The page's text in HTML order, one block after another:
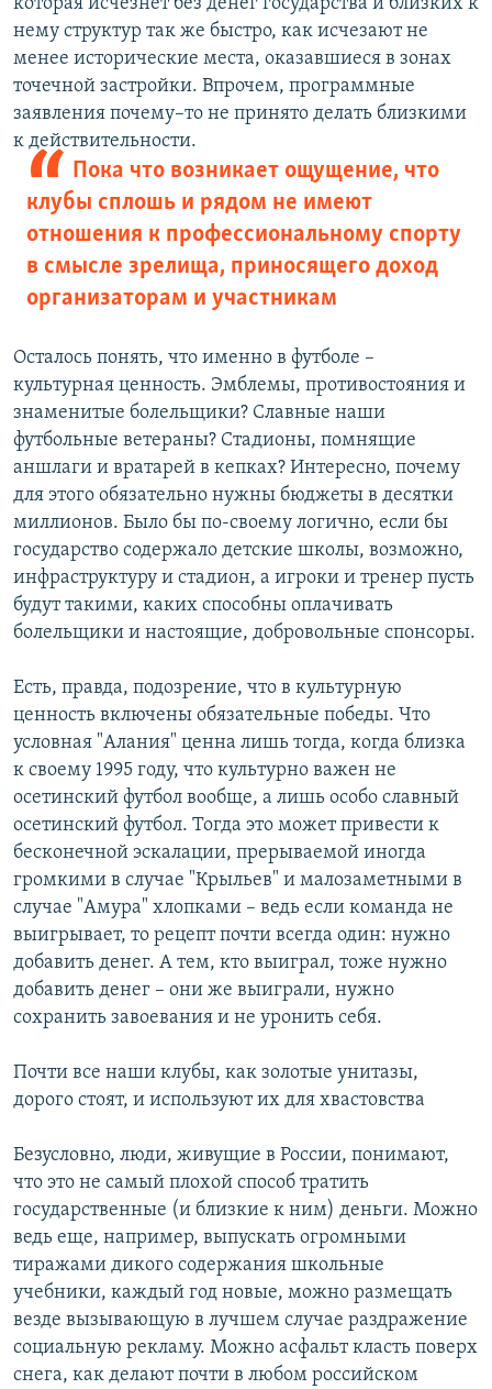
которая исчезнет без денег государства и близких к
нему структур так же быстро, как исчезают не
менее исторические места, оказавшиеся в зонах
точечной застройки. Впрочем, программные
заявления почему–то не принято делать близкими
к действительности.
Пока что возникает ощущение, что
клубы сплошь и рядом не имеют
отношения к профессиональному спорту
в смысле зрелища, приносящего доход
организаторам и участникам
Осталось понять, что именно в футболе –
культурная ценность. Эмблемы, противостояния и
знаменитые болельщики? Славные наши
футбольные ветераны? Стадионы, помнящие
аншлаги и вратарей в кепках? Интересно, почему
для этого обязательно нужны бюджеты в десятки
миллионов. Было бы по-своему логично, если бы
государство содержало детские школы, возможно,
инфраструктуру и стадион, а игроки и тренер пусть
будут такими, каких способны оплачивать
болельщики и настоящие, добровольные спонсоры.
Есть, правда, подозрение, что в культурную
ценность включены обязательные победы. Что
условная "Алания" ценна лишь тогда, когда близка
к своему 1995 году, что культурно важен не
осетинский футбол вообще, а лишь особо славный
осетинский футбол. Тогда это может привести к
бесконечной эскалации, прерываемой иногда
громкими в случае "Крыльев" и малозаметными в
случае "Амура" хлопками – ведь если команда не
выигрывает, то рецепт почти всегда один: нужно
добавить денег. А тем, кто выиграл, тоже нужно
добавить денег – они же выиграли, нужно
сохранить завоевания и не уронить себя.
Почти все наши клубы, как золотые унитазы,
дорого стоят, и используют их для хвастовства
Безусловно, люди, живущие в России, понимают,
что это не самый плохой способ тратить
государственные (и близкие к ним) деньги. Можно
ведь еще, например, выпускать огромными
тиражами дикого содержания школьные
учебники, каждый год новые, можно размещать
везде вызывающую в лучшем случае раздражение
социальную рекламу. Можно асфальт класть поверх
снега, как делают почти в любом российском